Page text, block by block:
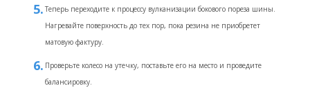
Теперь переходите к процессу вулканизации бокового пореза шины.
Нагревайте поверхность до тех пор, пока резина не приобретет
матовую фактуру.
Проверьте колесо на утечку, поставьте его на место и проведите
балансировку.